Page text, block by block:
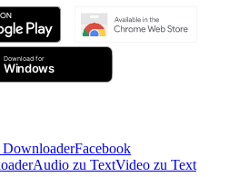
Facebook
Audio zu TextVideo zu Text